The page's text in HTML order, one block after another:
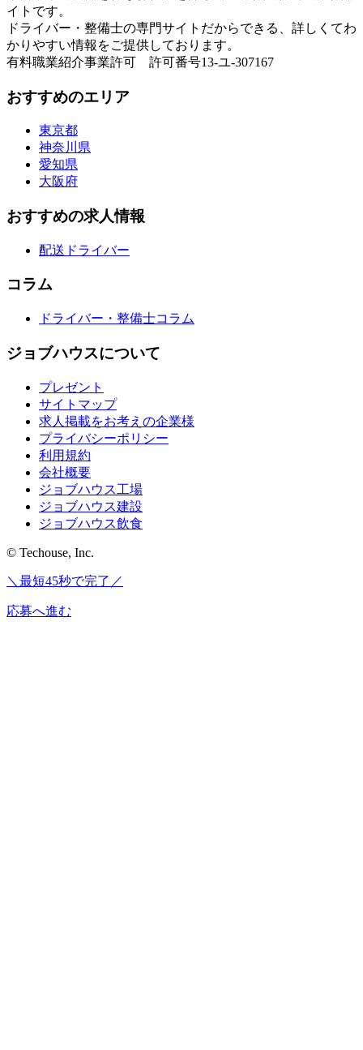
イトです。
ドライバー・整備士の専門サイトだからできる、詳しくてわ
かりやすい情報をご提供しております。
有料職業紹介事業許可 許可番号13-ユ-307167
おすすめのエリア
東京都
神奈川県
愛知県
大阪府
おすすめの求人情報
配送ドライバー
コラム
ドライバー・整備士コラム
ジョブハウスについて
プレゼント
サイトマップ
求人掲載をお考えの企業様
プライバシーポリシー
利用規約
会社概要
ジョブハウス工場
ジョブハウス建設
ジョブハウス飲食
© Techouse, Inc.
＼最短45秒で完了／
応募へ進む